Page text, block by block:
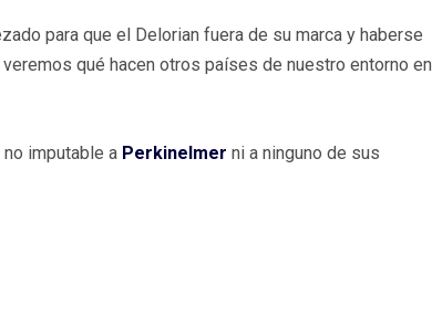
para que el Delorian fuera de su marca y haberse
qué hacen otros países de nuestro entorno en
imputable a Perkinelmer ni a ninguno de sus